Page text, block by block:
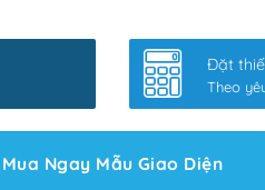
slider chính (+200,000₫)
site Wordpress(+100,000₫)
Đặt
Theo
Mua Ngay Mẫu Giao Diện